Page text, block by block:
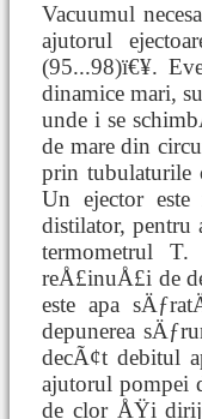
Vacuumul
ajutorul
(95...98)ï€¥.
dinamice mari,
unde i se
de mare din
prin tubulaturile
Un ejector
distilator, pentru
termometrul
reÅ£inuÅ£i de
este apa
depunerea
decÃ¢t debitul
ajutorul pompei
de clor ÅŸi